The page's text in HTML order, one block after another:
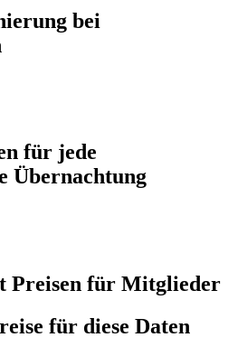
bei
für jede
Übernachtung
Preisen für Mitglieder
für diese Daten